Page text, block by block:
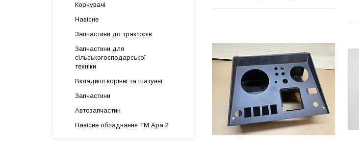
Корчувачі
Навісне
Запчастини до тракторів
Запчастини для
сільськогосподарської
техніки
Вкладиші корінні та шатунні
Запчастини
Автозапчастин
Навісне обладнання ТМ Ара 2